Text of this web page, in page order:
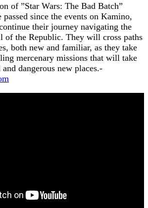
of ”Star Wars: The Bad Batch”
passed since the events on Kamino,
their journey navigating the
of the Republic. They will cross paths
both new and familiar, as they take
mercenary missions that will take
dangerous new places.-